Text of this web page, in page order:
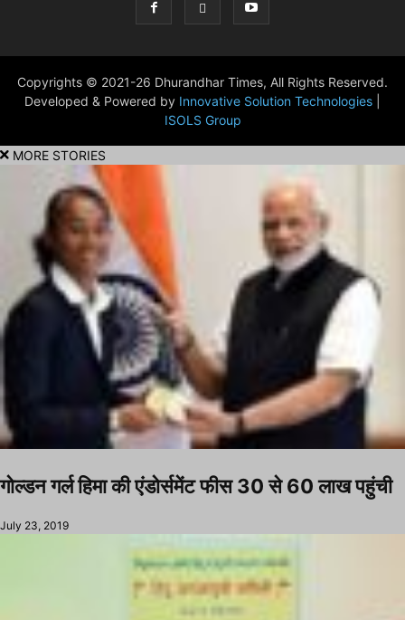
Copyrights © 2021-26 Dhurandhar Times, All Rights Reserved.
Developed & Powered by Innovative Solution Technologies
ISOLS Group
MORE STORIES
गोल्डन गर्ल हिमा की एंडोर्समेंट फीस 30 से 60 लाख पहुंची
July 23, 2019